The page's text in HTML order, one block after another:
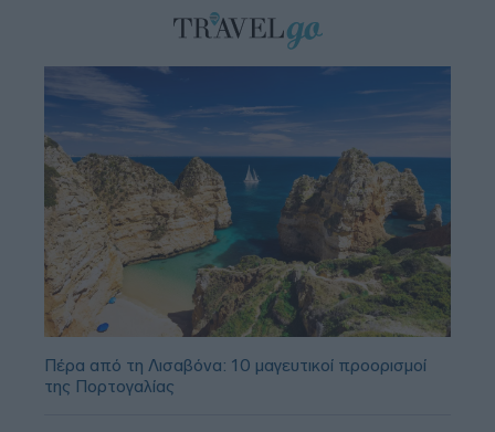
Πέρα από τη Λισαβόνα: 10 μαγευτικοί προορισμοί
της Πορτογαλίας